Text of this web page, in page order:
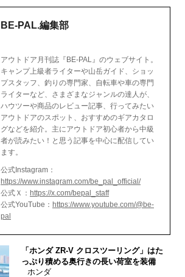
BE-PAL.編集部
アウトドア月刊誌『BE-PAL』のウェブサイト。
キャンプ上級者ライターや山岳ガイド、ショッ
プスタッフ、釣りの専門家、自転車や車の専門
ライターなど、さまざまなジャンルの達人が、
ハウツーや商品のレビュー記事、行ってみたい
アウトドアのスポット、おすすめのギアカタロ
グなどを紹介。主にアウトドア初心者から中級
者が読みたい！と思う記事を中心に配信してい
ます。
公式Instagram：
https://www.instagram.com/be_pal_official/
公式Ｘ： https://x.com/bepal_staff
公式YouTube： https://www.youtube.com/@be-
pal
「ホンダ ZR-V クロスツーリング」はた
っぷり積める奥行きの長い荷室を装備
ホンダ